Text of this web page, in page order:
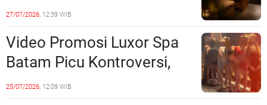
Minta Maaf, Konten
Langsung Di-Takedown
27/07/2026, 12:39 WIB
Video Promosi Luxor Spa
Batam Picu Kontroversi,
Dinilai Bermuatan Sensual
25/07/2026, 12:09 WIB